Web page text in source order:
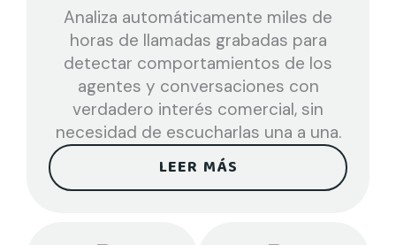
Analiza automáticamente miles de
horas de llamadas grabadas para
detectar comportamientos de los
agentes y conversaciones con
verdadero interés comercial, sin
necesidad de escucharlas una a una.
LEER MÁS